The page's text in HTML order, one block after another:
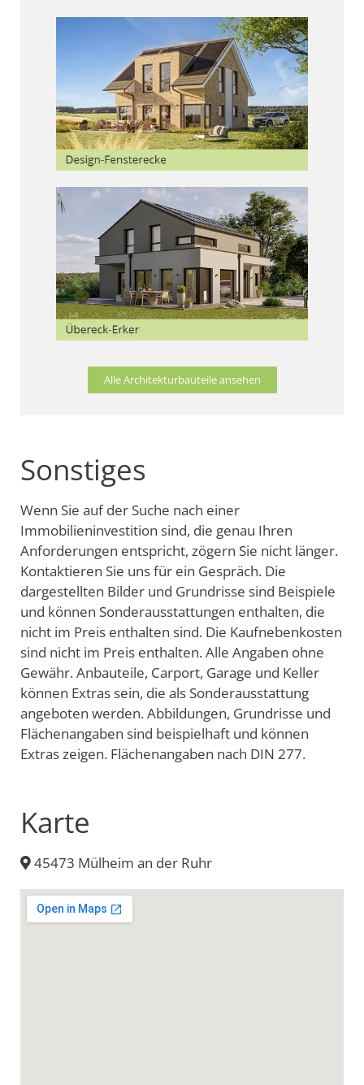
Alle Architekturbauteile ansehen
Sonstiges
Wenn Sie auf der Suche nach einer
Immobilieninvestition sind, die genau Ihren
Anforderungen entspricht, zögern Sie nicht länger.
Kontaktieren Sie uns für ein Gespräch. Die
dargestellten Bilder und Grundrisse sind Beispiele
und können Sonderausstattungen enthalten, die
nicht im Preis enthalten sind. Die Kaufnebenkosten
sind nicht im Preis enthalten. Alle Angaben ohne
Gewähr. Anbauteile, Carport, Garage und Keller
können Extras sein, die als Sonderausstattung
angeboten werden. Abbildungen, Grundrisse und
Flächenangaben sind beispielhaft und können
Extras zeigen. Flächenangaben nach DIN 277.
Karte
45473 Mülheim an der Ruhr